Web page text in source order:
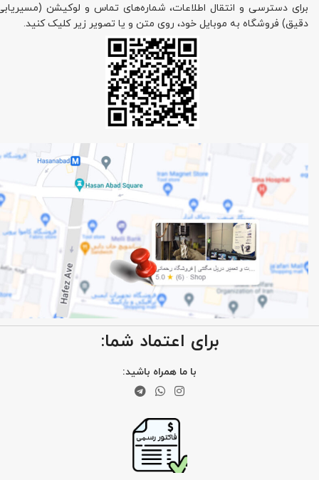
برای دسترسی و انتقال اطلاعات، شماره‌های تماس و لوکیشن
دقیق) فروشگاه به موبایل خود، روی متن و یا تصویر زیر کلیک کنید.
برای اعتماد شما:
با ما همراه باشید: